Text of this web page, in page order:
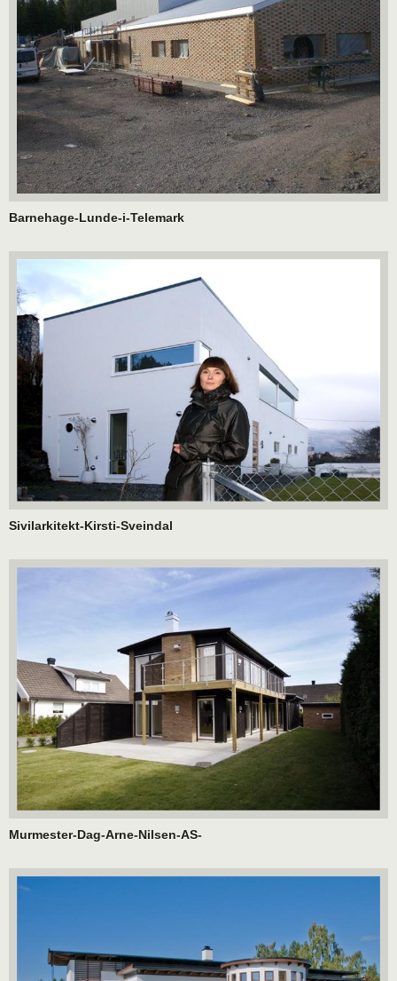
Barnehage-Lunde-i-Telemark
Sivilarkitekt-Kirsti-Sveindal
Murmester-Dag-Arne-Nilsen-AS-